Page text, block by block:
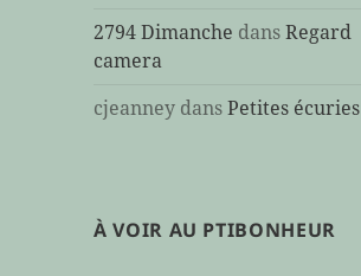
2794 Dimanche dansRegard
camera
cjeanney dansPetites écuries
À VOIR AU PTIBONHEUR